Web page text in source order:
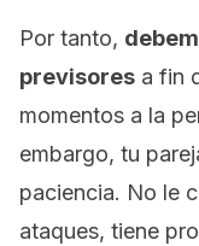
Por tanto,
previsores a fin
momentos a la
embargo, tu
paciencia. No le
ataques, tiene